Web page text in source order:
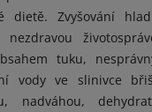
dietě. Zvyšování
tuku,
vody ve slinivce
nadváhou,